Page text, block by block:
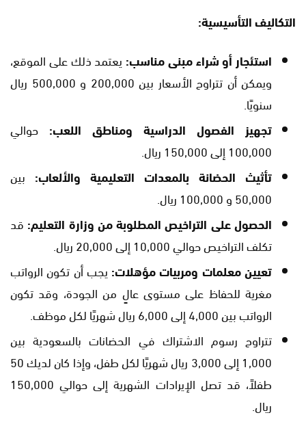
التكاليف التأسيسية:
استئجار أو شراء مبنى مناسب: يعتمد ذلك على الموقع،
ويمكن أن تتراوح الأسعار بين 200,000 و 500,000 ريال
سنويًا.
تجهيز الفصول الدراسية ومناطق اللعب: حوالي
100,000 إلى 150,000 ريال.
تأثيث الحضانة بالمعدات التعليمية والألعاب: بين
50,000 و 100,000 ريال.
الحصول على التراخيص المطلوبة من وزارة التعليم: قد
تكلف التراخيص حوالي 10,000 إلى 20,000 ريال.
تعيين معلمات ومربيات مؤهلات: يجب أن تكون الرواتب
مغرية للحفاظ على مستوى عالٍ من الجودة، وقد تكون
الرواتب بين 4,000 إلى 6,000 ريال شهريًا لكل موظف.
تتراوح رسوم الاشتراك في الحضانات بالسعودية بين
1,000 إلى 3,000 ريال شهريًا لكل طفل، وإذا كان لديك 50
طفلاً، قد تصل الإيرادات الشهرية إلى حوالي 150,000
ريال.